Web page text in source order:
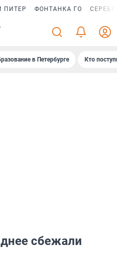
ПИТЕР ФОНТАНКА ГО
в Петербурге Кто
сбежали